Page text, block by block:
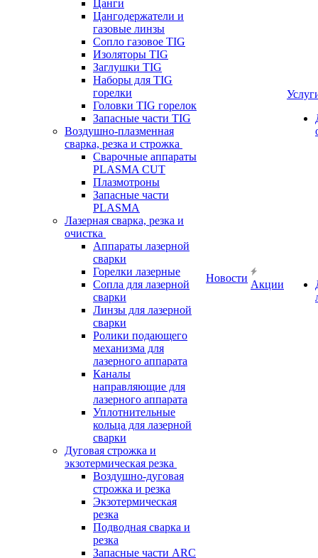
Цанги
Цангодержатели и
газовые линзы
Сопло газовое TIG
Изоляторы TIG
Заглушки TIG
Наборы для TIG
горелки
Головки TIG горелок
Запасные части TIG
Воздушно-плазменная
сварка, резка и строжка
Сварочные аппараты
PLASMA CUT
Плазмотроны
Запасные части
PLASMA
Лазерная сварка, резка и
очистка
Аппараты лазерной
сварки
Горелки лазерные
Сопла для лазерной
сварки
Линзы для лазерной
сварки
Ролики подающего
механизма для
лазерного аппарата
Каналы
направляющие для
лазерного аппарата
Уплотнительные
кольца для лазерной
сварки
Дуговая строжка и
экзотермическая резка
Воздушно-дуговая
строжка и резка
Экзотермическая
резка
Подводная сварка и
резка
Запасные части ARC
Новости
Акции